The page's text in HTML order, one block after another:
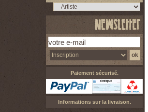
Paiement sécurisé.
Informations sur la livraison.